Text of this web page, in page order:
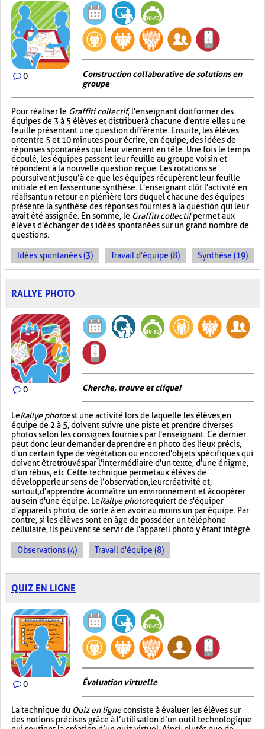
0
Construction collaborative de solutions en
groupe
Pour réaliser le Graffiti collectif, l'enseignant doit former des
équipes de 3 à 5 élèves et distribuer à chacune d'entre elles une
feuille présentant une question différente. Ensuite, les élèves
ont entre 5 et 10 minutes pour écrire, en équipe, des idées de
réponses spontanées qui leur viennent en tête. Une fois le temps
écoulé, les équipes passent leur feuille au groupe voisin et
répondent à la nouvelle question reçue. Les rotations se
poursuivent jusqu’à ce que les équipes récupèrent leur feuille
initiale et en fassent une synthèse. L'enseignant clôt l'activité en
réalisant un retour en plénière lors duquel chacune des équipes
présente la synthèse des réponses fournies à la question qui leur
avait été assignée. En somme, le Graffiti collectifpermet aux
élèves d'échanger des idées spontanées sur un grand nombre de
questions.
Idées spontanées (3) Travail d'équipe (8) Synthèse (19)
RALLYE PHOTO
0 Cherche, trouve et clique !
LeRallye photoest une activité lors de laquelle les élèves, en
équipe de 2 à 5, doivent suivre une piste et prendre diverses
photos selon les consignes fournies par l'enseignant. Ce dernier
peut donc leur demander de prendre en photo des lieux précis,
d'un certain type de végétation ou encore d'objets spécifiques qui
doivent être trouvés par l'intermédiaire d'un texte, d'une énigme,
d'un rébus, etc. Cette technique permet aux élèves de
développer leur sens de l’observation, leur créativité et,
surtout, d'apprendre à connaître un environnement et à coopérer
au sein d'une équipe. LeRallye photorequiert de s'équiper
d'appareils photo, de sorte à en avoir au moins un par équipe. Par
contre, si les élèves sont en âge de posséder un téléphone
cellulaire, ils peuvent se servir de l'appareil photo y étant intégré.
Observations (4) Travail d'équipe (8)
QUIZ EN LIGNE
0 Évaluation virtuelle
La technique du Quiz en ligneconsiste à évaluer les élèves sur
des notions précises grâce à l’utilisation d’un outil technologique